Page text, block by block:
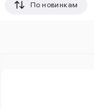
По новинкам